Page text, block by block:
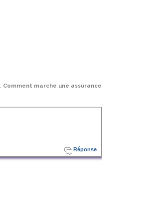
: Comment marche une assurance
Réponse